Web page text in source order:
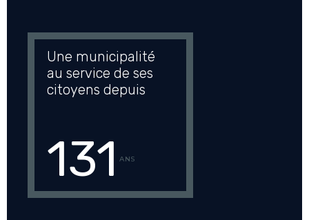
Une municipalité
au service de ses
citoyens depuis
131 ANS